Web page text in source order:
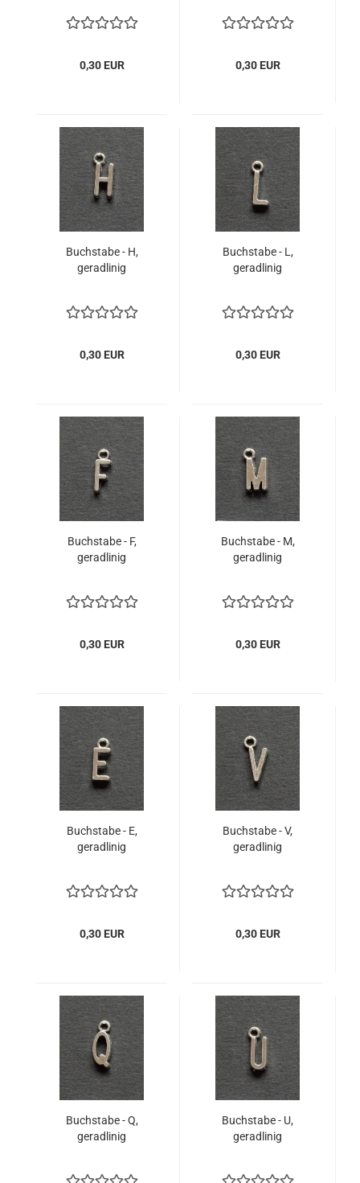
0,30 EUR 0,30 EUR
Buchstabe - H,
geradlinig
0,30 EUR
Buchstabe - L,
geradlinig
0,30 EUR
Buchstabe - F,
geradlinig
0,30 EUR
Buchstabe - M,
geradlinig
0,30 EUR
Buchstabe - E,
geradlinig
0,30 EUR
Buchstabe - V,
geradlinig
0,30 EUR
Buchstabe - Q,
geradlinig
Buchstabe - U,
geradlinig